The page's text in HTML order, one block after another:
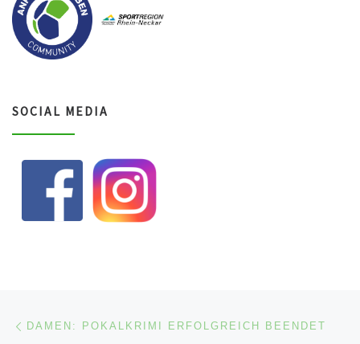
SOCIAL MEDIA
Beitragsnavigation
DAMEN: POKALKRIMI ERFOLGREICH BEENDET